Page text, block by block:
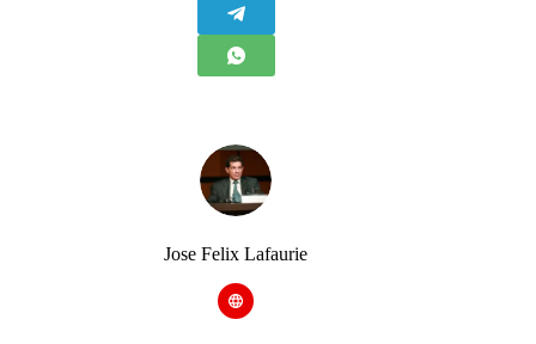
Jose Felix Lafaurie